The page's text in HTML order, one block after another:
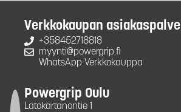
Verkkokaupan
+358452718818
myynti@powergrip.fi
WhatsApp Verkkokauppa
Powergrip Oulu
Latokartanontie 1